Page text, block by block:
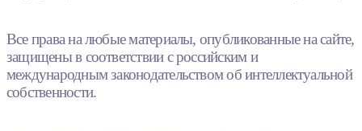
Все права на любые материалы, опубликованные на сайте,
защищены в соответствии с российским и
международным законодательством об интеллектуальной
собственности.